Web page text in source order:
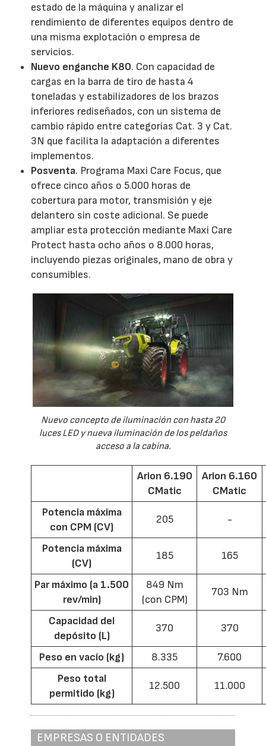
estado de la máquina y analizar el
rendimiento de diferentes equipos dentro de
una misma explotación o empresa de
servicios.
Nuevo enganche K80. Con capacidad de
cargas en la barra de tiro de hasta 4
toneladas y estabilizadores de los brazos
inferiores rediseñados, con un sistema de
cambio rápido entre categorías Cat. 3 y Cat.
3N que facilita la adaptación a diferentes
implementos.
Posventa. Programa Maxi Care Focus, que
ofrece cinco años o 5.000 horas de
cobertura para motor, transmisión y eje
delantero sin coste adicional. Se puede
ampliar esta protección mediante Maxi Care
Protect hasta ocho años o 8.000 horas,
incluyendo piezas originales, mano de obra y
consumibles.
Nuevo concepto de iluminación con hasta 20
luces LED y nueva iluminación de los peldaños
acceso a la cabina.
Arion 6.190
CMatic
Arion 6.160
CMatic
Potencia máxima
con CPM (CV)
205 -
Potencia máxima
(CV)
185 165
Par máximo (a 1.500
rev/min)
849 Nm
(con CPM)
703 Nm
Capacidad del
depósito (L)
370 370
Peso en vacío (kg) 8.335
7.600
Peso total
permitido (kg)
12.500 11.000
EMPRESAS O ENTIDADES